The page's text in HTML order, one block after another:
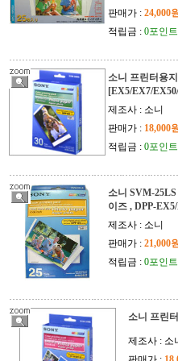
판매가 : 24,000
적립금 : 0포인트
소니 프린터용
[EX5/EX7/
제조사 : 소니
판매가 : 18,000
적립금 : 0포인트
소니 SVM-
이즈 , DPP-
제조사 : 소니
판매가 : 21,000
적립금 : 0포인트
소니 프린
제조사 : 소